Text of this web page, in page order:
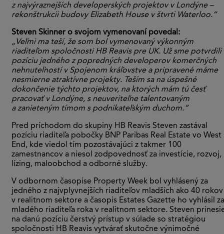
z najvýraznejších developerských projektov v Londýne –
rekonštrukcii budovy Elizabeth House v štvrti Waterloo.“
Steven Skinner o svojom vymenovaní povedal:
„Veľmi ma teší, že som bol vymenovaný výkonným
riaditeľom spoločnosti HB Reavis pre UK. Už sme potvrdili
pozíciu jedného z popredných developerov komerčných
nehnuteľností v Spojenom kráľovstve a pripravené máme
nesmierne atraktívne projekty. Teším sa na úspešné
dokončenie týchto projektov, na ktorých mám tú česť
pracovať v Londýne, s neuveriteľne talentovaným
a zanieteným tímom s podnikateľským duchom.“
Pred príchodom do skupiny HB Reavis Steven zastával
pozíciu riaditeľa pobočky BNP Paribas Real Estate vo West
End, kde viedol tím pozostávajúci z takmer 100
zamestnancov a niesol zodpovednosť za investície, rozvoj,
lízing, maloobchod a odborné služby.
V odbornom časopise Property Week bol vyhlásený za
jedného z najvplyvnejších riaditeľov mladších ako 40 rokov
v realitnom sektore a časopis Estates Gazette ho vyhlásil za
mladého riaditeľa roka v realitnom sektore. Steven
na danú pozíciu čerstvý prístup v súlade so stratégiou
spoločnosti HB Reavis vytvárať skutočne výnimočné